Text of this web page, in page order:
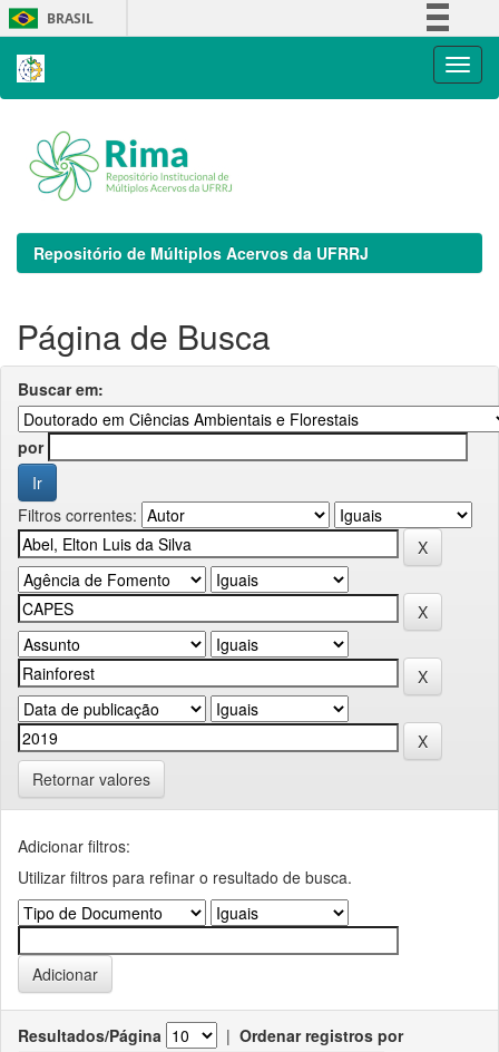
Skip
navigation
BRASIL
Repositório de Múltiplos Acervos da UFRRJ
Página de Busca
Buscar em:
por
Filtros correntes:
Retornar valores
Adicionar filtros:
Utilizar filtros para refinar o resultado de busca.
Resultados/Página | Ordenar registros por